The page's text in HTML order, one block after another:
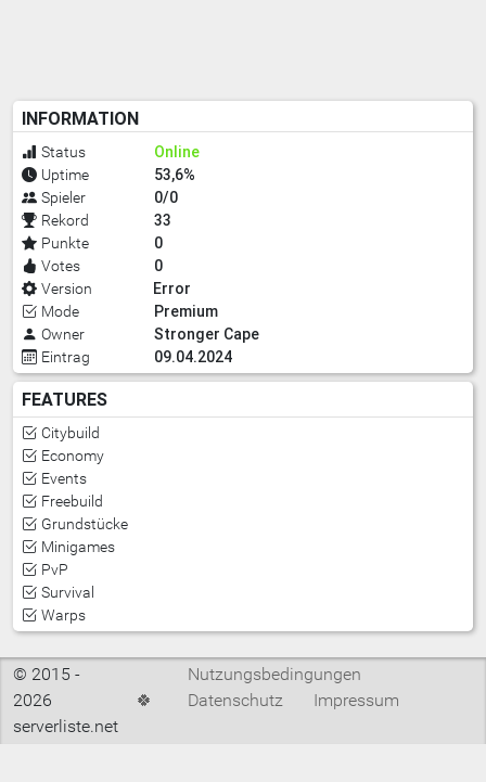
INFORMATION
Status Online
Uptime 53,6%
Spieler 0/0
Rekord 33
Punkte 0
Votes 0
Version Error
Mode Premium
Owner Stronger Cape
Eintrag 09.04.2024
FEATURES
Citybuild
Economy
Events
Freebuild
Grundstücke
Minigames
PvP
Survival
Warps
© 2015 -
2026
serverliste.net
🍀
Nutzungsbedingungen
Datenschutz
Impressum